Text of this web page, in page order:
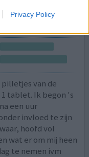
Privacy Policy
pilletjes van de
1 tablet. Ik begon 's
een uur
invloed te zijn
hoofd vol
wat er om mij heen
te nemen ivm